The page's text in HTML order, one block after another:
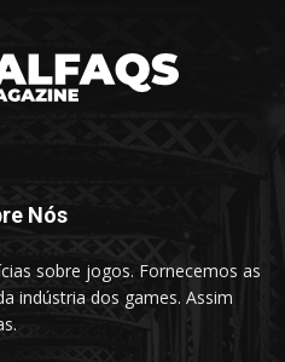
Nós
sobre jogos. Fornecemos as
indústria dos games. Assim